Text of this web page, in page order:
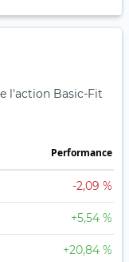
l'action Basic-Fit
Performance
-2,09 %
+5,54 %
+20,84 %